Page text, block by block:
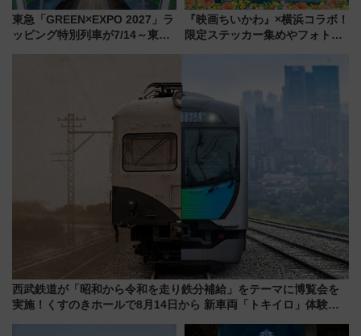
東急「GREEN×EXPO 2027」ラ
ッピング特別列車が7/14～東
『映画ちいかわ』×横浜コラボ！
限定ステッカー集めやフォトス
いを満喫しよう（花火鑑賞会応
西武鉄道が「昭和から令和を走り鉄分補給」をテーマに博覧会を
実施！くすのきホールで8月14日から 新車両「トキイロ」体験ブ